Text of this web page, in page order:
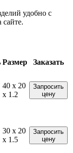
удобно с
Размер
Заказать
40 x 20
x 1.2
Запросить
цену
30 x 20
x 1.5
Запросить
цену